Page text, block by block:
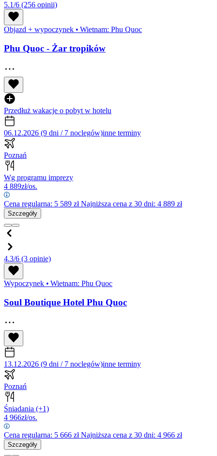
5.1/6 (256 opinii)
Objazd + wypoczynek • Wietnam: Phu Quoc
Phu Quoc - Żar tropików
Przedłuż wakacje o pobyt w hotelu
06.12.2026 (9 dni / 7 noclegów)inne terminy
Poznań
Wg programu imprezy
4 889zł/os.
Cena regularna: 5 589 złNajniższa cena z 30 dni: 4 889 zł
Szczegóły
4.3/6 (3 opinie)
Wypoczynek • Wietnam: Phu Quoc
Soul Boutique Hotel Phu Quoc
13.12.2026 (9 dni / 7 noclegów)inne terminy
Poznań
Śniadania (+1)
4 966zł/os.
Cena regularna: 5 666 złNajniższa cena z 30 dni: 4 966 zł
Szczegóły